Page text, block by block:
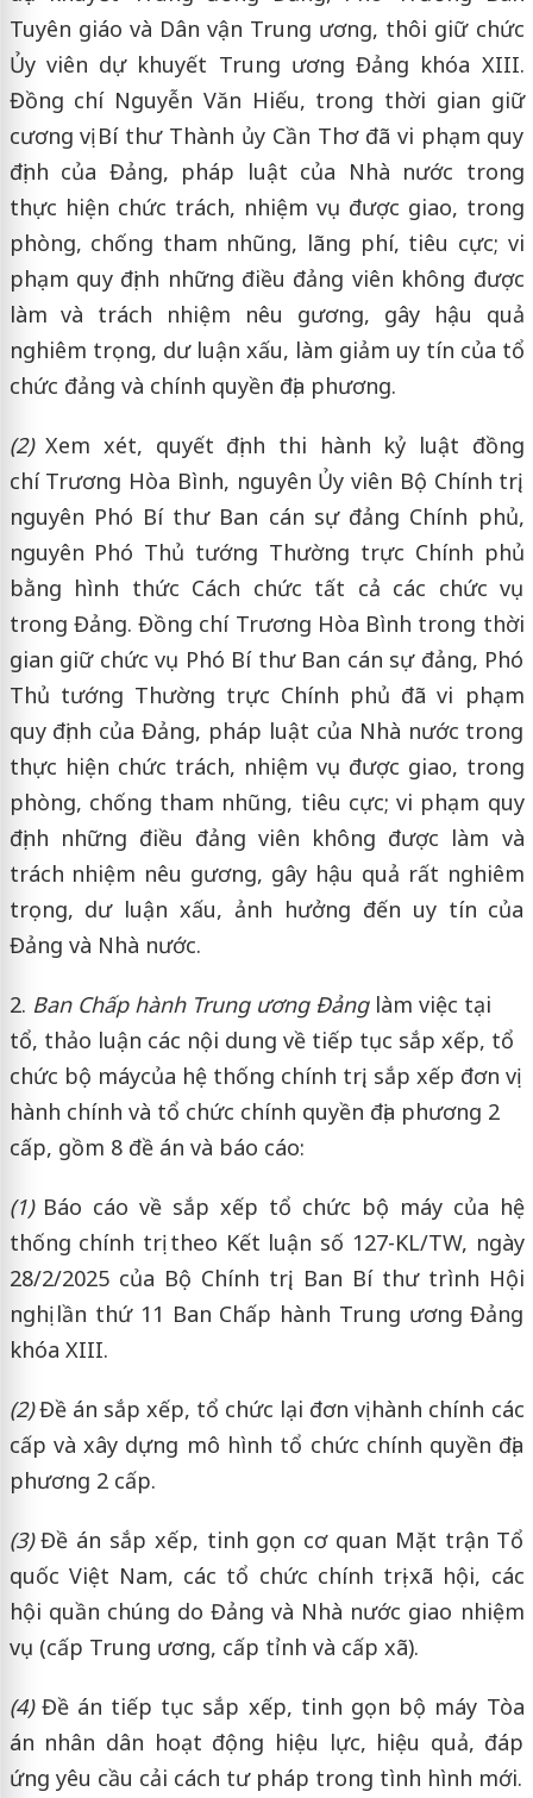
Tuyên giáo và Dân vận Trung ương, thôi giữ chức
Ủy viên dự khuyết Trung ương Đảng khóa XIII.
Đồng chí Nguyễn Văn Hiếu, trong thời gian giữ
cương vị Bí thư Thành ủy Cần Thơ đã vi phạm quy
định của Đảng, pháp luật của Nhà nước trong
thực hiện chức trách, nhiệm vụ được giao, trong
phòng, chống tham nhũng, lãng phí, tiêu cực; vi
phạm quy định những điều đảng viên không được
làm và trách nhiệm nêu gương, gây hậu quả
nghiêm trọng, dư luận xấu, làm giảm uy tín của tổ
chức đảng và chính quyền địa phương.
(2)Xem xét, quyết định thi hành kỷ luật đồng
chí Trương Hòa Bình, nguyên Ủy viên Bộ Chính trị,
nguyên Phó Bí thư Ban cán sự đảng Chính phủ,
nguyên Phó Thủ tướng Thường trực Chính phủ
bằng hình thức Cách chức tất cả các chức vụ
trong Đảng. Đồng chí Trương Hòa Bình trong thời
gian giữ chức vụ Phó Bí thư Ban cán sự đảng, Phó
Thủ tướng Thường trực Chính phủ đã vi phạm
quy định của Đảng, pháp luật của Nhà nước trong
thực hiện chức trách, nhiệm vụ được giao, trong
phòng, chống tham nhũng, tiêu cực; vi phạm quy
định những điều đảng viên không được làm và
trách nhiệm nêu gương, gây hậu quả rất nghiêm
trọng, dư luận xấu, ảnh hưởng đến uy tín của
Đảng và Nhà nước.
2. Ban Chấp hành Trung ương Đảnglàm việc tại
tổ, thảo luận các nội dung về tiếp tục sắp xếp, tổ
chức bộ máycủa hệ thống chính trị, sắp xếp đơn vị
hành chính và tổ chức chính quyền địa phương 2
cấp, gồm 8 đề án và báo cáo:
(1) Báo cáo về sắp xếp tổ chức bộ máy của hệ
thống chính trị theo Kết luận số 127-KL/TW, ngày
28/2/2025 của Bộ Chính trị, Ban Bí thư trình Hội
nghị lần thứ 11 Ban Chấp hành Trung ương Đảng
khóa XIII.
(2)Đề án sắp xếp, tổ chức lại đơn vị hành chính các
cấp và xây dựng mô hình tổ chức chính quyền địa
phương 2 cấp.
(3)Đề án sắp xếp, tinh gọn cơ quan Mặt trận Tổ
quốc Việt Nam, các tổ chức chính trị-xã hội, các
hội quần chúng do Đảng và Nhà nước giao nhiệm
vụ (cấp Trung ương, cấp tỉnh và cấp xã).
(4) Đề án tiếp tục sắp xếp, tinh gọn bộ máy Tòa
án nhân dân hoạt động hiệu lực, hiệu quả, đáp
ứng yêu cầu cải cách tư pháp trong tình hình mới.